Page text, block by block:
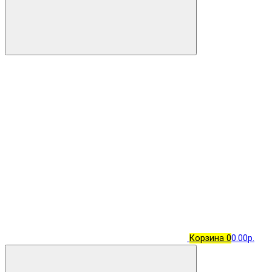
Корзина 00.00р.